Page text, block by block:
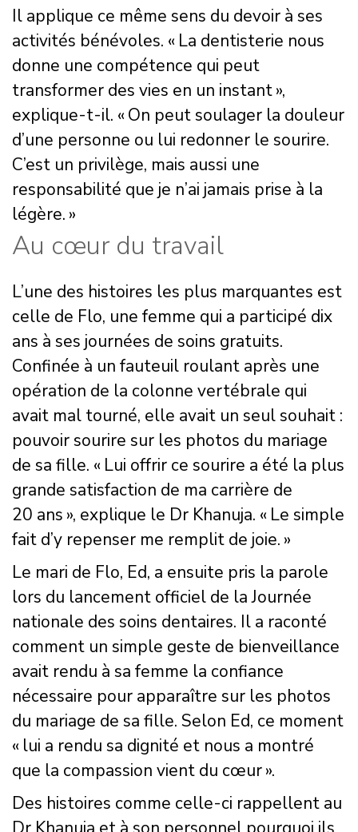
Il applique ce même sens du devoir à ses
activités bénévoles. « La dentisterie nous
donne une compétence qui peut
transformer des vies en un instant »,
explique-t-il. « On peut soulager la douleur
d’une personne ou lui redonner le sourire.
C’est un privilège, mais aussi une
responsabilité que je n’ai jamais prise à la
légère. »
Au cœur du travail
L’une des histoires les plus marquantes est
celle de Flo, une femme qui a participé dix
ans à ses journées de soins gratuits.
Confinée à un fauteuil roulant après une
opération de la colonne vertébrale qui
avait mal tourné, elle avait un seul souhait :
pouvoir sourire sur les photos du mariage
de sa fille. « Lui offrir ce sourire a été la plus
grande satisfaction de ma carrière de
20 ans », explique le Dr Khanuja. « Le simple
fait d’y repenser me remplit de joie. »
Le mari de Flo, Ed, a ensuite pris la parole
lors du lancement officiel de la Journée
nationale des soins dentaires. Il a raconté
comment un simple geste de bienveillance
avait rendu à sa femme la confiance
nécessaire pour apparaître sur les photos
du mariage de sa fille. Selon Ed, ce moment
« lui a rendu sa dignité et nous a montré
que la compassion vient du cœur ».
Des histoires comme celle-ci rappellent au